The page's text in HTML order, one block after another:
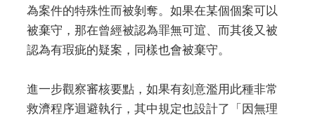
為案件的特殊性而被剝奪。如果在某個個案可以
被棄守，那在曾經被認為罪無可逭、而其後又被
認為有瑕疵的疑案，同樣也會被棄守。
進一步觀察審核要點，如果有刻意濫用此種非常
救濟程序迴避執行，其中規定也設計了「因無理